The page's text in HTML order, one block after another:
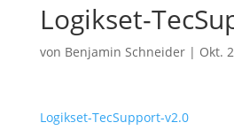
Logikset-
von Benjamin Schneider| Okt.
Logikset-TecSupport-v2.0